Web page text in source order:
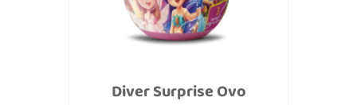
Diver Surprise Ovo